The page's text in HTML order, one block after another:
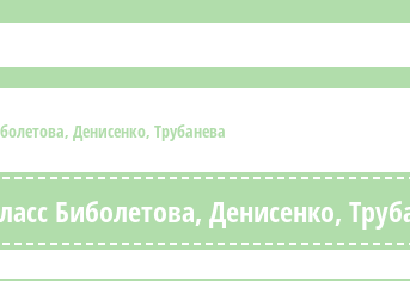
Денисенко, Трубанева
Биболетова, Денисенко,